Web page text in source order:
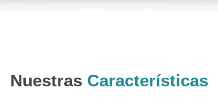
Nuestras Características